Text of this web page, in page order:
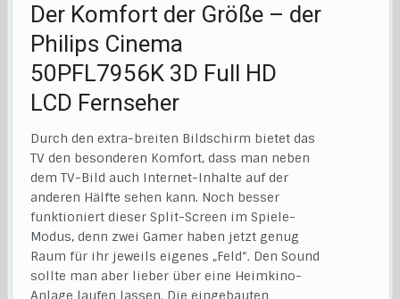
Der Komfort der Größe – der
Philips Cinema
50PFL7956K 3D Full HD
LCD Fernseher
Durch den extra-breiten Bildschirm bietet das
TV den besonderen Komfort, dass man neben
dem TV-Bild auch Internet-Inhalte auf der
anderen Hälfte sehen kann. Noch besser
funktioniert dieser Split-Screen im Spiele-
Modus, denn zwei Gamer haben jetzt genug
Raum für ihr jeweils eigenes „Feld“. Den Sound
sollte man aber lieber über eine Heimkino-